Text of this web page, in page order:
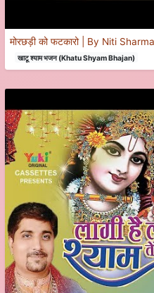
मोरछड़ी को फटकारो | By Niti Sharma
खाटू श्याम भजन (Khatu Shyam Bhajan)